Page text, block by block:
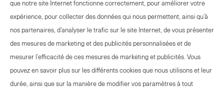
- +Select
quantity
between
- +
Select
quantity
between
que notre site Internet fonctionne correctement, pour améliorer votre
expérience, pour collecter des données qui nous permettent, ainsi qu’à
nos partenaires, d’analyser le trafic sur le site Internet, de vous présenter
des mesures de marketing et des publicités personnalisées et de
mesurer l’efficacité de ces mesures de marketing et publicités. Vous
pouvez en savoir plus sur les différents cookies que nous utilisons et leur
durée, ainsi que sur la manière de modifier vos paramètres à tout